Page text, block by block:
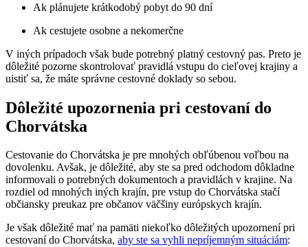
Ak plánujete krátkodobý pobyt do 90 dní
Ak cestujete osobne a nekomerčne
V iných prípadoch však bude potrebný platný cestovný pas. Preto je
dôležité pozorne skontrolovať pravidlá vstupu do cieľovej krajiny a
uistiť sa, že máte správne cestovné doklady so sebou.
Dôležité upozornenia pri cestovaní do
Chorvátska
Cestovanie do Chorvátska je pre mnohých obľúbenou voľbou na
dovolenku. Avšak, je dôležité, aby ste sa pred odchodom dôkladne
informovali o potrebných dokumentoch a pravidlách v krajine. Na
rozdiel od mnohých iných krajín, pre vstup do Chorvátska stačí
občiansky preukaz pre občanov väčšiny európskych krajín.
Je však dôležité mať na pamäti niekoľko dôležitých upozornení pri
cestovaní do Chorvátska, aby ste sa vyhli nepríjemným situáciám: